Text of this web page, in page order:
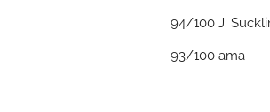
94/100 J.
93/100 ama